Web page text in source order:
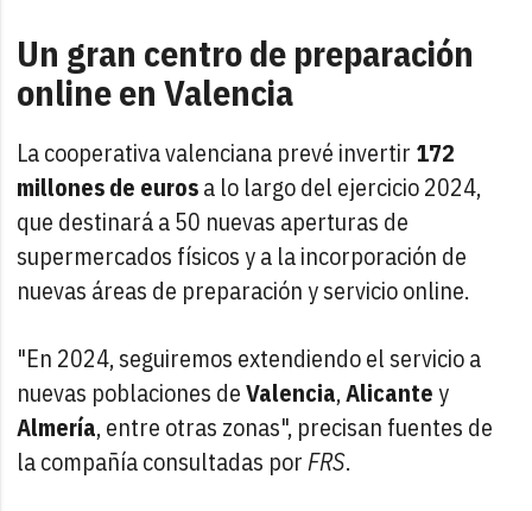
Un gran centro de preparación
online en Valencia
La cooperativa valenciana prevé invertir 172
millones de eurosa lo largo del ejercicio 2024,
que destinará a 50 nuevas aperturas de
supermercados físicos y a la incorporación de
nuevas áreas de preparación y servicio online.
"En 2024, seguiremos extendiendo el servicio a
nuevas poblaciones deValencia,Alicantey
Almería, entre otras zonas", precisan fuentes de
la compañía consultadas porFRS.